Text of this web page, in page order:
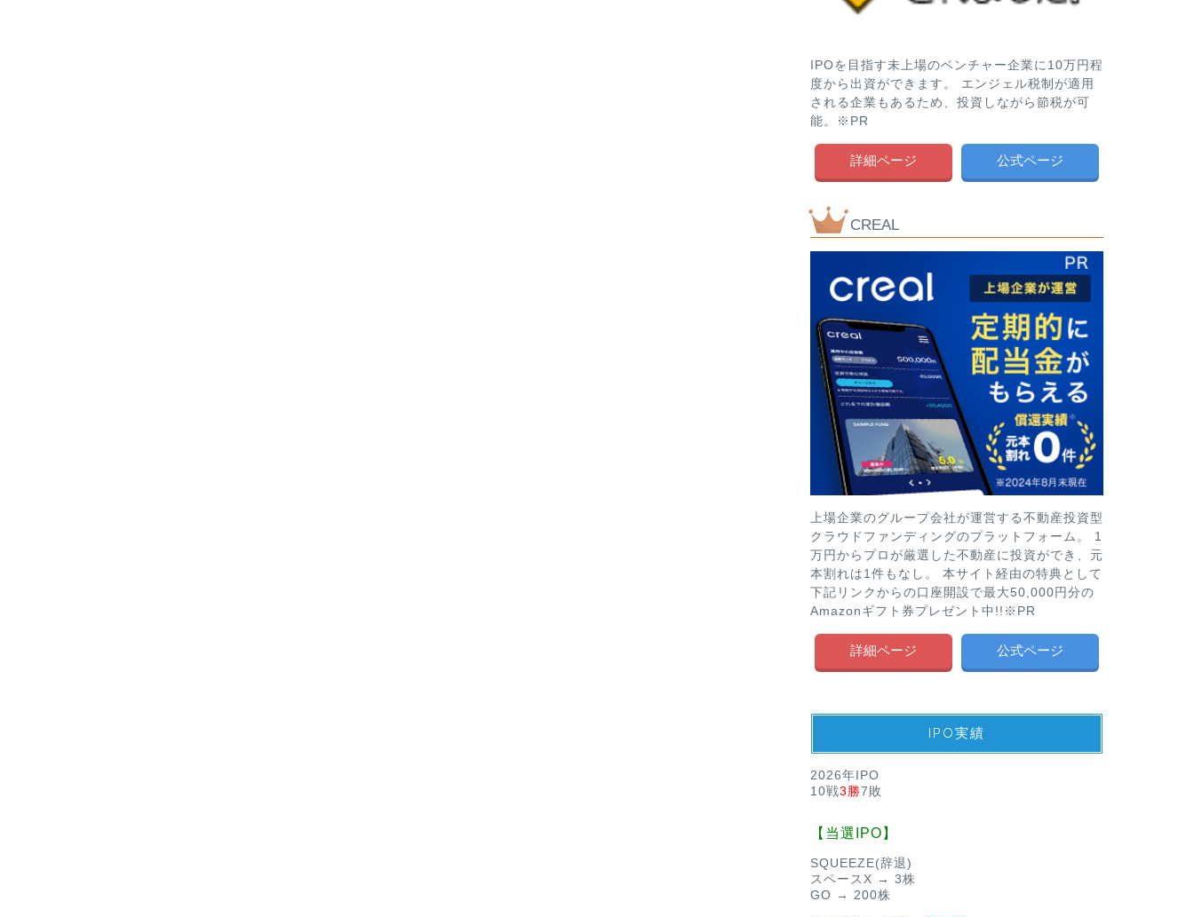
IPOを目指す未上場のベンチャー企業に10万円程
度から出資ができます。 エンジェル税制が適用
される企業もあるため、投資しながら節税が可
能。※PR
詳細ページ 公式ページ
CREAL
上場企業のグループ会社が運営する不動産投資型
クラウドファンディングのプラットフォーム。 1
万円からプロが厳選した不動産に投資ができ、元
本割れは1件もなし。 本サイト経由の特典として
下記リンクからの口座開設で最大50,000円分の
Amazonギフト券プレゼント中!!※PR
詳細ページ 公式ページ
IPO実績
2026年IPO
10戦3勝7敗
【当選IPO】
SQUEEZE(辞退)
スペースX → 3株
GO → 200株